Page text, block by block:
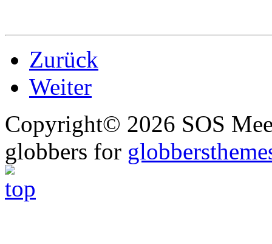
Zurück
Weiter
Copyright© 2026 SOS
globbers for